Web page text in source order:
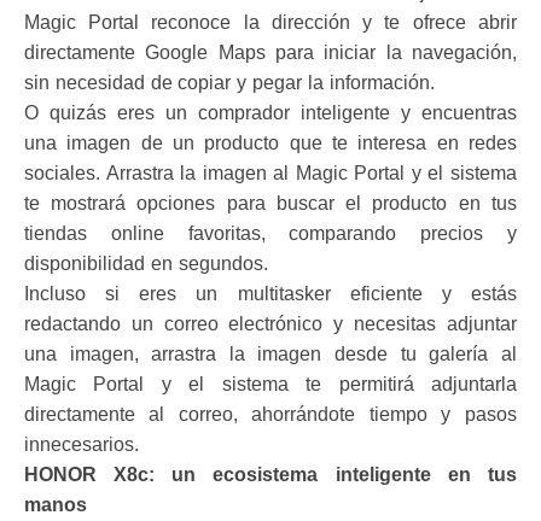
Magic Portal reconoce la dirección y te ofrece abrir
directamente Google Maps para iniciar la navegación,
sin necesidad de copiar y pegar la información.
O quizás eres un comprador inteligente y encuentras
una imagen de un producto que te interesa en redes
sociales. Arrastra la imagen al Magic Portal y el sistema
te mostrará opciones para buscar el producto en tus
tiendas online favoritas, comparando precios y
disponibilidad en segundos.
Incluso si eres un multitasker eficiente y estás
redactando un correo electrónico y necesitas adjuntar
una imagen, arrastra la imagen desde tu galería al
Magic Portal y el sistema te permitirá adjuntarla
directamente al correo, ahorrándote tiempo y pasos
innecesarios.
HONOR X8c: un ecosistema inteligente en tus
manos